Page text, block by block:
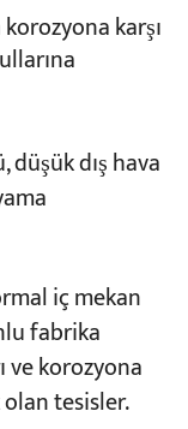
karşı
düşük dış hava
iç mekan
fabrika
ve korozyona
tesisler.